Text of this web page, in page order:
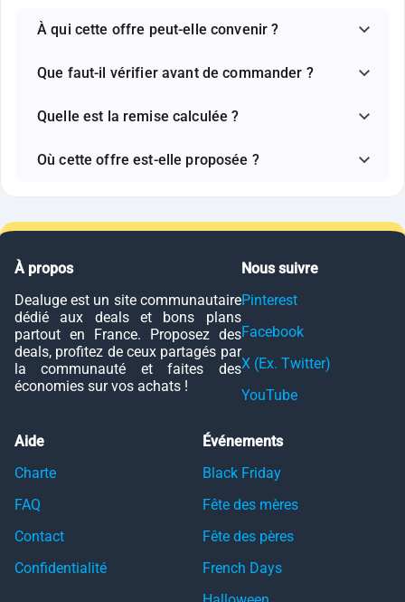
À qui cette offre peut-elle convenir ?
Que faut-il vérifier avant de commander ?
Quelle est la remise calculée ?
Où cette offre est-elle proposée ?
À propos
Dealuge est un site communautaire
dédié aux deals et bons plans
partout en France. Proposez des
deals, profitez de ceux partagés par
la communauté et faites des
économies sur vos achats !
Nous suivre
Pinterest
Facebook
X (Ex. Twitter)
YouTube
Aide
Charte
FAQ
Contact
Confidentialité
Événements
Black Friday
Fête des mères
Fête des pères
French Days